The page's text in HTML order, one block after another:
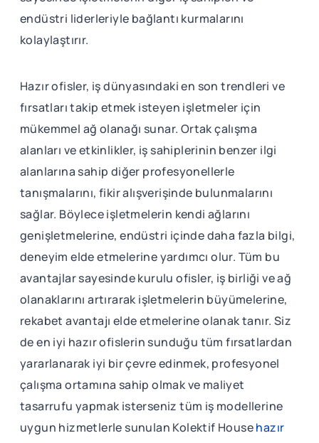
endüstri liderleriyle bağlantı kurmalarını
kolaylaştırır.
Hazır ofisler, iş dünyasındaki en son trendleri ve
fırsatları takip etmek isteyen işletmeler için
mükemmel ağ olanağı sunar. Ortak çalışma
alanları ve etkinlikler, iş sahiplerinin benzer ilgi
alanlarına sahip diğer profesyonellerle
tanışmalarını, fikir alışverişinde bulunmalarını
sağlar. Böylece işletmelerin kendi ağlarını
genişletmelerine, endüstri içinde daha fazla bilgi,
deneyim elde etmelerine yardımcı olur. Tüm bu
avantajlar sayesinde kurulu ofisler, iş birliği ve ağ
olanaklarını artırarak işletmelerin büyümelerine,
rekabet avantajı elde etmelerine olanak tanır. Siz
de en iyi hazır ofislerin sunduğu tüm fırsatlardan
yararlanarak iyi bir çevre edinmek, profesyonel
çalışma ortamına sahip olmak ve maliyet
tasarrufu yapmak isterseniz tüm iş modellerine
uygun hizmetlerle sunulan Kolektif Househazır